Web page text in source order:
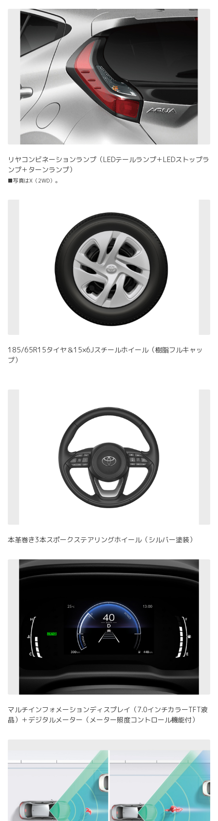
リヤコンビネーションランプ（LEDテールランプ＋LEDストップラ
ンプ＋ターンランプ）
■写真はX（2WD）。
185/65R15タイヤ＆15×6Jスチールホイール（樹脂フルキャッ
プ）
本革巻き3本スポークステアリングホイール（シルバー塗装）
マルチインフォメーションディスプレイ（7.0インチカラーTFT液
晶）＋デジタルメーター（メーター照度コントロール機能付）